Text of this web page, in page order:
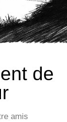
de
amis